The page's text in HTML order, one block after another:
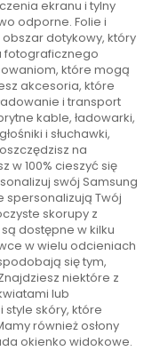
ekranu i tylny
odporne. Folie i
dotykowy, który
fotograficznego
które mogą
akcesoria, które
i transport
kable, ładowarki,
i słuchawki,
na
w 100% cieszyć się
swój Samsung
spersonalizują Twój
skorupy z
dostępne w kilku
w wielu odcieniach
się tym,
niektóre z
lub
style skóry, które
również osłony
okienko widokowe.